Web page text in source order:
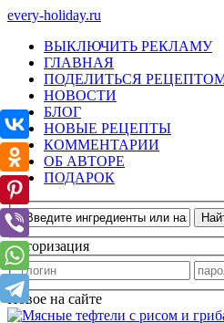
every-holiday.ru
ВЫКЛЮЧИТЬ РЕКЛАМУ
ГЛАВНАЯ
ПОДЕЛИТЬСЯ
НОВОСТИ
БЛОГ
НОВЫЕ РЕЦЕПТЫ
КОММЕНТАРИИ
ОБ АВТОРЕ
ПОДАРОК
Авторизация
Новое на сайте